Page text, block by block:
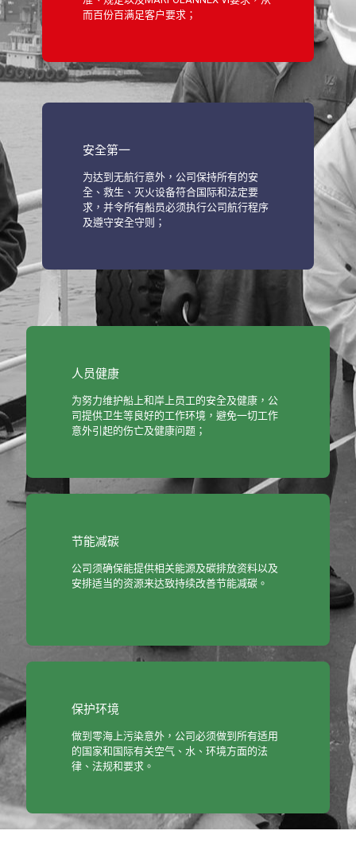
而百份百满足客户要求；
安全第一
为达到无航行意外，公司保持所有的安
全、救生、灭火设备符合国际和法定要
求，并令所有船员必须执行公司航行程序
及遵守安全守则；
人员健康
为努力维护船上和岸上员工的安全及健康，公
司提供卫生等良好的工作环境，避免一切工作
意外引起的伤亡及健康问题；
节能减碳
公司须确保能提供相关能源及碳排放资料以及
安排适当的资源来达致持续改善节能减碳。
保护环境
做到零海上污染意外，公司必须做到所有适用
的国家和国际有关空气、水、环境方面的法
律、法规和要求。